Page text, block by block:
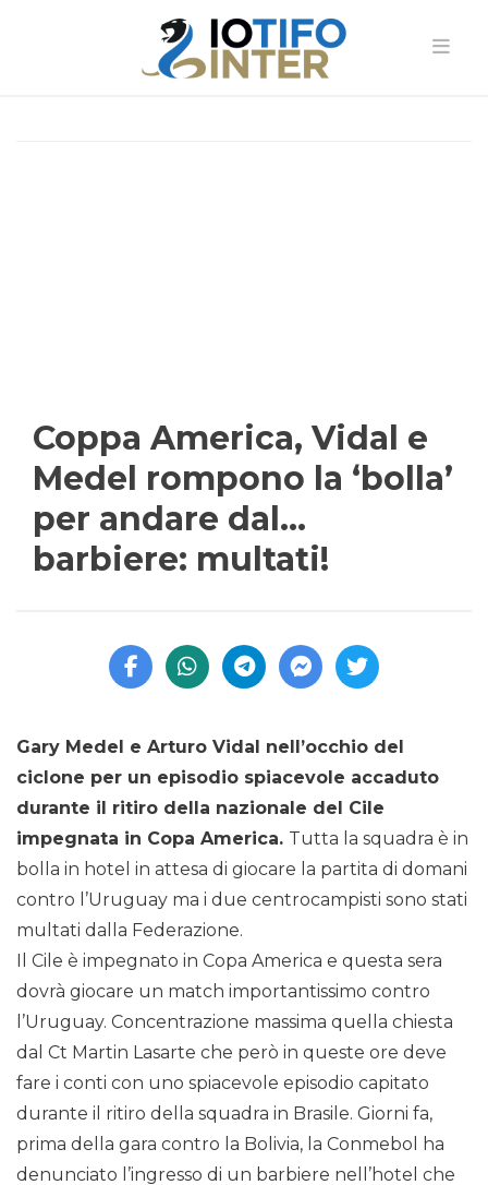
Coppa America, Vidal e
Medel rompono la ‘bolla’
per andare dal…
barbiere: multati!
Gary Medel e Arturo Vidal nell’occhio del
ciclone per un episodio spiacevole accaduto
durante il ritiro della nazionale del Cile
impegnata in Copa America. Tutta la squadra è in
bolla in hotel in attesa di giocare la partita di domani
contro l’Uruguay ma i due centrocampisti sono stati
multati dalla Federazione.
Il Cile è impegnato in Copa America e questa sera
dovrà giocare un match importantissimo contro
l’Uruguay. Concentrazione massima quella chiesta
dal Ct Martin Lasarte che però in queste ore deve
fare i conti con uno spiacevole episodio capitato
durante il ritiro della squadra in Brasile. Giorni fa,
prima della gara contro la Bolivia, la Conmebol ha
denunciato l’ingresso di un barbiere nell’hotel che